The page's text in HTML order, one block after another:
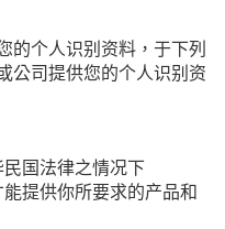
的个人识别资料，于下列
公司提供您的个人识别资
国法律之情况下
提供你所要求的产品和